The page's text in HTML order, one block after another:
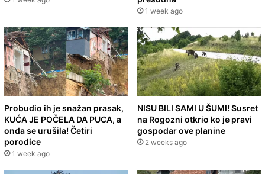
1 week ago
Probudio ih je snažan prasak,
KUĆA JE POČELA DA PUCA, a
onda se urušila! Četiri
porodice
1 week ago
NISU BILI SAMI U ŠUMI! Susret
na Rogozni otkrio ko je pravi
gospodar ove planine
2 weeks ago